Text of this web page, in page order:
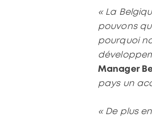
« La
pouvons
pourquoi
Manager
pays un
« De plus